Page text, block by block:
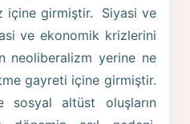
içine girmiştir. Siyasi ve
ve ekonomik krizlerini
neoliberalizm yerine ne
gayreti içine girmiştir.
sosyal altüst oluşların